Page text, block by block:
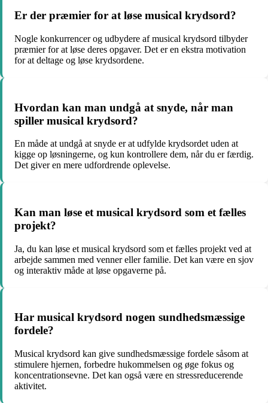
Er der præmier for at løse musical krydsord?
Nogle konkurrencer og udbydere af musical krydsord tilbyder
præmier for at løse deres opgaver. Det er en ekstra motivation
for at deltage og løse krydsordene.
Hvordan kan man undgå at snyde, når man
spiller musical krydsord?
En måde at undgå at snyde er at udfylde krydsordet uden at
kigge op løsningerne, og kun kontrollere dem, når du er færdig.
Det giver en mere udfordrende oplevelse.
Kan man løse et musical krydsord som et fælles
projekt?
Ja, du kan løse et musical krydsord som et fælles projekt ved at
arbejde sammen med venner eller familie. Det kan være en sjov
og interaktiv måde at løse opgaverne på.
Har musical krydsord nogen sundhedsmæssige
fordele?
Musical krydsord kan give sundhedsmæssige fordele såsom at
stimulere hjernen, forbedre hukommelsen og øge fokus og
koncentrationsevne. Det kan også være en stressreducerende
aktivitet.